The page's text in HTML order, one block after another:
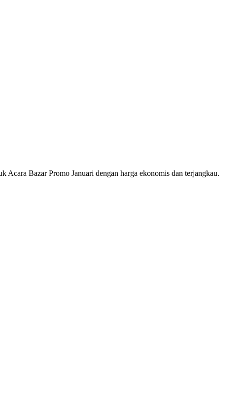
Bazar Promo Januari dengan harga ekonomis dan terjangkau.